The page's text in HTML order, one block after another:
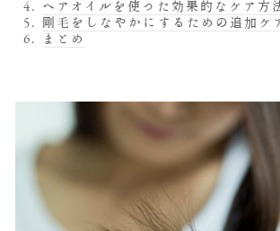
ヘアオイルを使った効果的なケア方
剛毛をしなやかにするための追加ケ
まとめ